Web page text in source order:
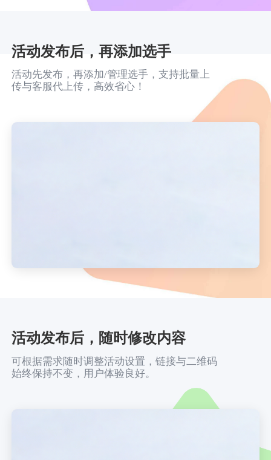
活动发布后，再添加选手
活动先发布，再添加/管理选手，支持批量上
传与客服代上传，高效省心！
活动发布后，随时修改内容
可根据需求随时调整活动设置，链接与二维码
始终保持不变，用户体验良好。